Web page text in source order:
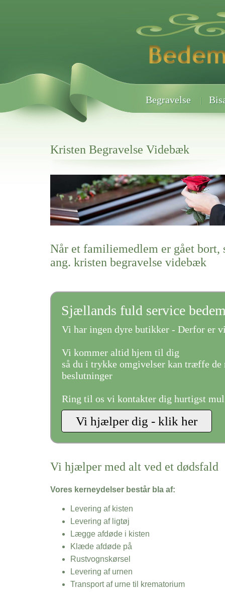
Begravelse
Kristen Begravelse Videbæk
Her hos os får du altid en god afslutning når det gælder
Kristen Begravelse Videbæk
vi hjælper i alle faser af begravelsel
Når et familiemedlem er gået bort,
ang. kristen begravelse videbæk
Sjællands fuld service
Vi har ingen dyre butikker - Derfor er
Vi kommer altid hjem til dig
så du i trykke omgivelser kan træffe de
beslutninger
Ring til os vi kontakter dig hurtigst
Vi hjælper med alt ved et dødsfald
Vores kerneydelser består bla af:
Levering af kisten
Levering af ligtøj
Lægge afdøde i kisten
Klæde afdøde på
Rustvognskørsel
Levering af urnen
Transport af urne til krematorium